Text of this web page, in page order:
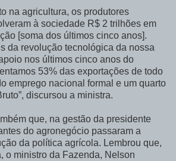
na agricultura, os produtores
à sociedade R$ 2 trilhões em
[soma dos últimos cinco anos].
da revolução tecnológica da nossa
nos últimos cinco anos do
53% das exportações de todo
emprego nacional formal e um quarto
discursou a ministra.
que, na gestão da presidente
do agronegócio passaram a
da política agrícola. Lembrou que,
o ministro da Fazenda, Nelson